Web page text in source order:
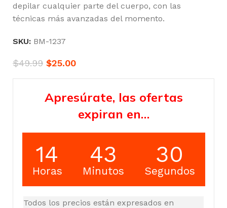
depilar cualquier parte del cuerpo, con las
técnicas más avanzadas del momento.
SKU: BM-1237
$49.99 $25.00
Apresúrate, las ofertas
expiran en…
14
Horas
43
Minutos
29
Segundos
Todos los precios están expresados en